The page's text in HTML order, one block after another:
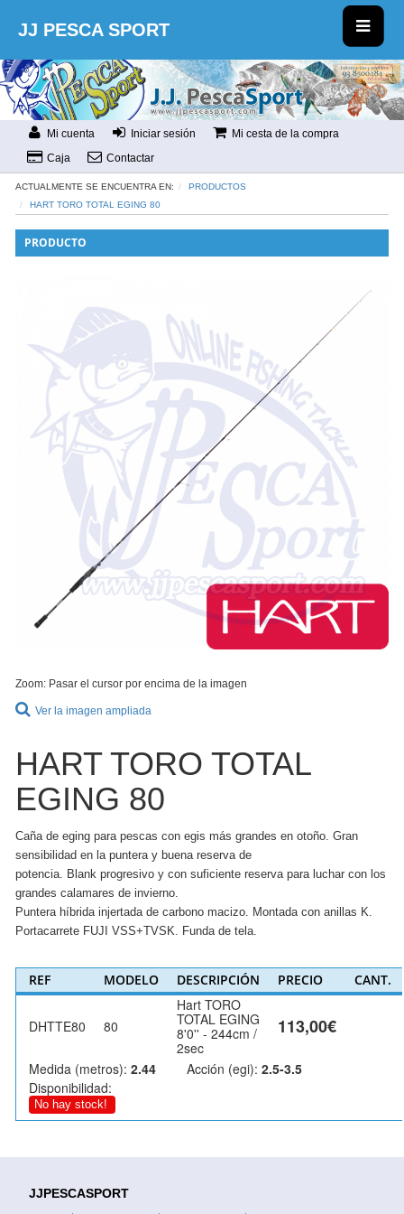
JJ PESCA SPORT
Mi cuenta Iniciar sesión
Mi cesta de la compra
Caja
Contactar
ACTUALMENTE SE ENCUENTRA EN:
PRODUCTOS
HART TORO TOTAL EGING 80
PRODUCTO
Zoom: Pasar el cursor por encima de la imagen
Ver la imagen ampliada
HART TORO TOTAL
EGING 80
Caña de eging para pescas con egis más grandes en otoño. Gran
sensibilidad en la puntera y buena reserva de
potencia. Blank progresivo y con suficiente reserva para luchar con los
grandes calamares de invierno.
Puntera híbrida injertada de carbono macizo. Montada con anillas K.
Portacarrete FUJI VSS+TVSK. Funda de tela.
REF MODELO DESCRIPCIÓN PRECIO CANT.
DHTTE80 80
Hart TORO
TOTAL EGING
8'0'' - 244cm /
2sec
113,00€
Medida (metros): 2.44 Acción (egi): 2.5-3.5
Disponibilidad:
No hay stock!
JJPESCASPORT